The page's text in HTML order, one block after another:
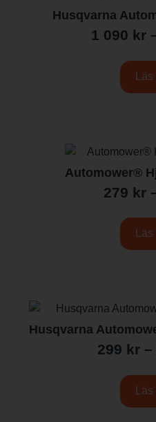
Husqvarna
1 090 kr
Automower®
279 kr
Läs
Husqvarna
299 kr –